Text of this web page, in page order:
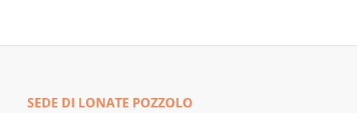
SEDE DI LONATE POZZOLO